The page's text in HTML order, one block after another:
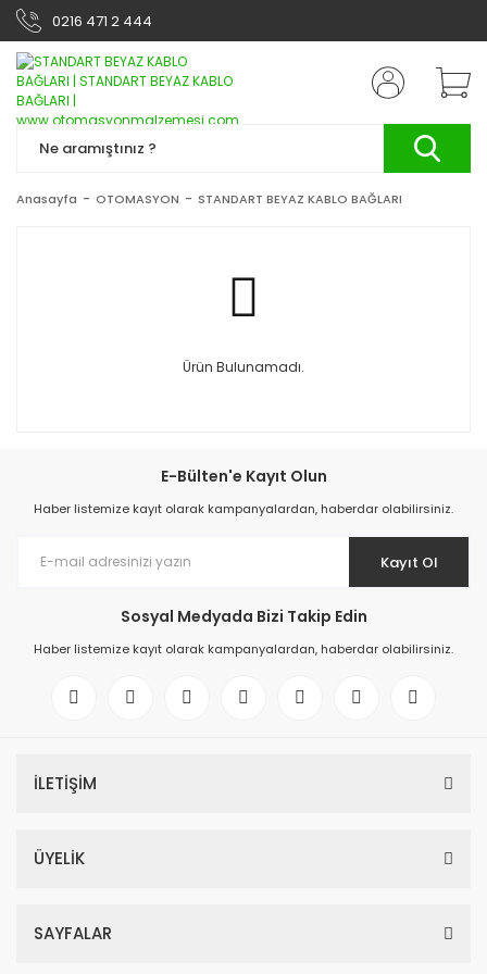
0216 471 2 444
Anasayfa OTOMASYON STANDART BEYAZ KABLO BAĞLARI
Ürün Bulunamadı.
E-Bülten'e Kayıt Olun
Haber listemize kayıt olarak kampanyalardan, haberdar olabilirsiniz.
Kayıt Ol
Sosyal Medyada Bizi Takip Edin
Haber listemize kayıt olarak kampanyalardan, haberdar olabilirsiniz.
İLETİŞİM
ÜYELİK
SAYFALAR